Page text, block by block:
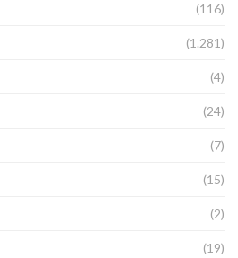
(116)
(1.281)
(4)
(24)
(7)
(15)
(2)
(19)